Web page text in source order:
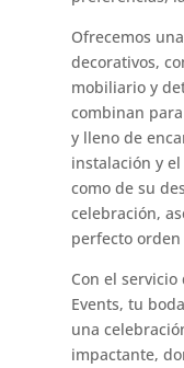
Ofrecemos
decorativos,
mobiliario y
combinan
y lleno de
instalación y
como de su
celebración,
perfecto
Con el servicio
Events, tu
una
impactante,